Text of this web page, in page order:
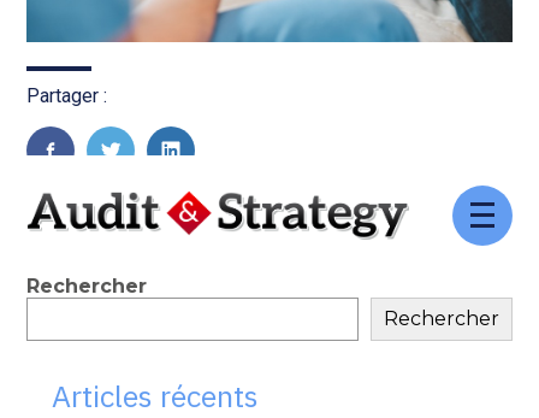
Aller
Partager :
Blog
sidebar
Rechercher
Rechercher
Articles récents